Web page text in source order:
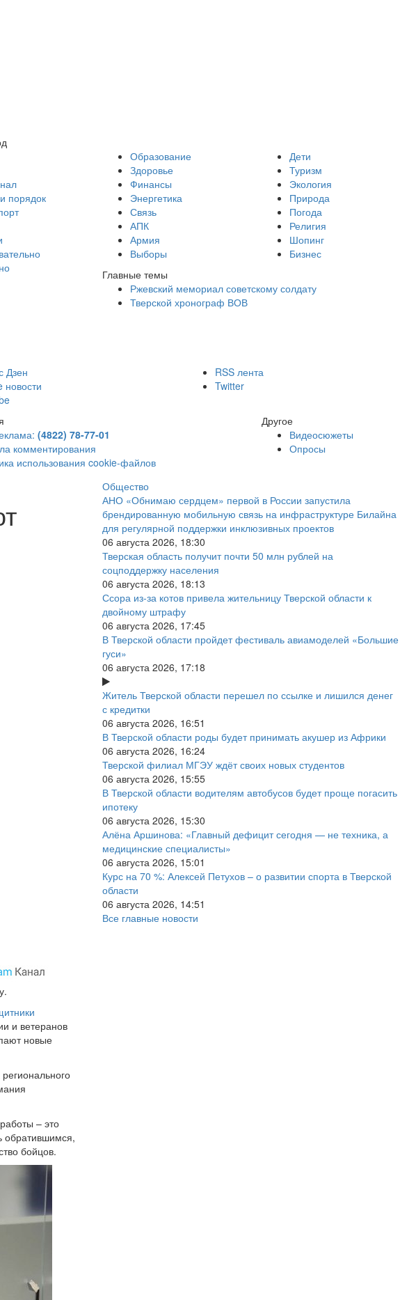
порядок
Образование
Здоровье
Финансы
Энергетика
Связь
АПК
Армия
Выборы
Дети
Туризм
Экология
Природа
Погода
Религия
Шопинг
Бизнес
Главные темы
Ржевский мемориал советскому солдату
Тверской хронограф ВОВ
Дзен
новости
RSS лента
Twitter
(4822) 78-77-01
комментирования
использования cookie-файлов
Другое
Видеосюжеты
Опросы
и ветеранов
новые
– это
обратившимся,
бойцов.
Общество
АНО «Обнимаю сердцем» первой в России запустила
брендированную мобильную связь на инфраструктуре Билайна
для регулярной поддержки инклюзивных проектов
06 августа 2026, 18:30
Тверская область получит почти 50 млн рублей на
соцподдержку населения
06 августа 2026, 18:13
Ссора из-за котов привела жительницу Тверской области к
двойному штрафу
06 августа 2026, 17:45
В Тверской области пройдет фестиваль авиамоделей «Большие
гуси»
06 августа 2026, 17:18
Житель Тверской области перешел по ссылке и лишился денег
с кредитки
06 августа 2026, 16:51
В Тверской области роды будет принимать акушер из Африки
06 августа 2026, 16:24
Тверской филиал МГЭУ ждёт своих новых студентов
06 августа 2026, 15:55
В Тверской области водителям автобусов будет проще погасить
ипотеку
06 августа 2026, 15:30
Алёна Аршинова: «Главный дефицит сегодня — не техника, а
медицинские специалисты»
06 августа 2026, 15:01
Курс на 70 %: Алексей Петухов – о развитии спорта в Тверской
области
06 августа 2026, 14:51
Все главные новости